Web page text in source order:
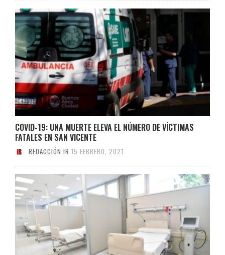
COVID-19: UNA MUERTE ELEVA EL NÚMERO DE VÍCTIMAS
FATALES EN SAN VICENTE
REDACCIÓN IR 15 FEBRERO, 2021